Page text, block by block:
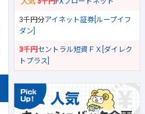
3千円分アイネット証券[ループイフ
ダン]
3千円セントラル短資ＦＸ[ダイレク
トプラス]